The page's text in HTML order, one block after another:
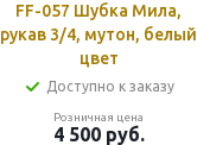
FF-057 Шубка Мила,
рукав 3/4, мутон, белый
цвет
Доступно к заказу
Розничная цена
4 500руб.